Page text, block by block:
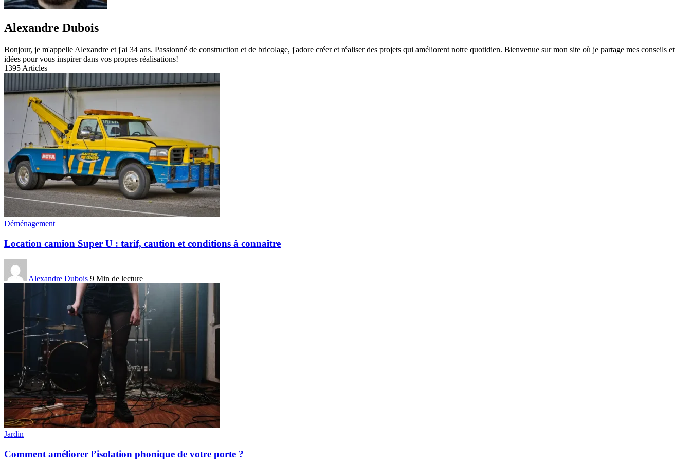
Alexandre Dubois
Bonjour, je m'appelle Alexandre et j'ai 34 ans. Passionné de construction et de bricolage, j'adore créer et réaliser des projets qui améliorent notre quotidien. Bienvenue sur mon site où je partage mes conseils et
idées pour vous inspirer dans vos propres réalisations!
1395 Articles
Déménagement
Location camion Super U : tarif, caution et conditions à connaître
Alexandre Dubois 9 Min de lecture
Jardin
Comment améliorer l’isolation phonique de votre porte ?